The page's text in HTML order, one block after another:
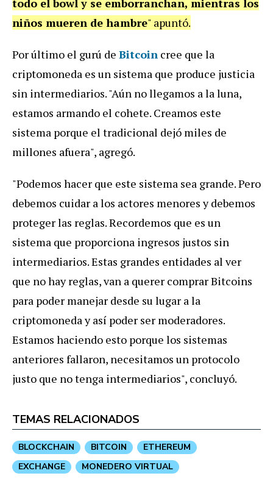
todo el bowl y se emborranchan, mientras los
niños mueren de hambre" apuntó.
Por último el gurú de Bitcoin cree que la
criptomoneda es un sistema que produce justicia
sin intermediarios. "Aún no llegamos a la luna,
estamos armando el cohete. Creamos este
sistema porque el tradicional dejó miles de
millones afuera", agregó.
"Podemos hacer que este sistema sea grande. Pero
debemos cuidar a los actores menores y debemos
proteger las reglas. Recordemos que es un
sistema que proporciona ingresos justos sin
intermediarios. Estas grandes entidades al ver
que no hay reglas, van a querer comprar Bitcoins
para poder manejar desde su lugar a la
criptomoneda y así poder ser moderadores.
Estamos haciendo esto porque los sistemas
anteriores fallaron, necesitamos un protocolo
justo que no tenga intermediarios", concluyó.
TEMAS RELACIONADOS
BLOCKCHAIN BITCOIN
ETHEREUM
EXCHANGE
MONEDERO VIRTUAL